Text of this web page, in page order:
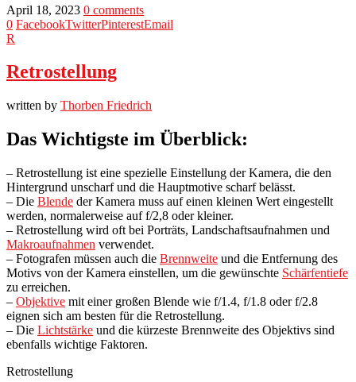
April 18, 2023 0 comments
0 FacebookTwitterPinterestEmail
R
Retrostellung
written by Thorben Friedrich
Das Wichtigste im Überblick:
– Retrostellung ist eine spezielle Einstellung der Kamera, die den
Hintergrund unscharf und die Hauptmotive scharf belässt.
– Die Blende der Kamera muss auf einen kleinen Wert eingestellt
werden, normalerweise auf f/2,8 oder kleiner.
– Retrostellung wird oft bei Porträts, Landschaftsaufnahmen und
Makroaufnahmen verwendet.
– Fotografen müssen auch die Brennweite und die Entfernung des
Motivs von der Kamera einstellen, um die gewünschte Schärfentiefe
zu erreichen.
– Objektive mit einer großen Blende wie f/1.4, f/1.8 oder f/2.8
eignen sich am besten für die Retrostellung.
– Die Lichtstärke und die kürzeste Brennweite des Objektivs sind
ebenfalls wichtige Faktoren.
Retrostellung